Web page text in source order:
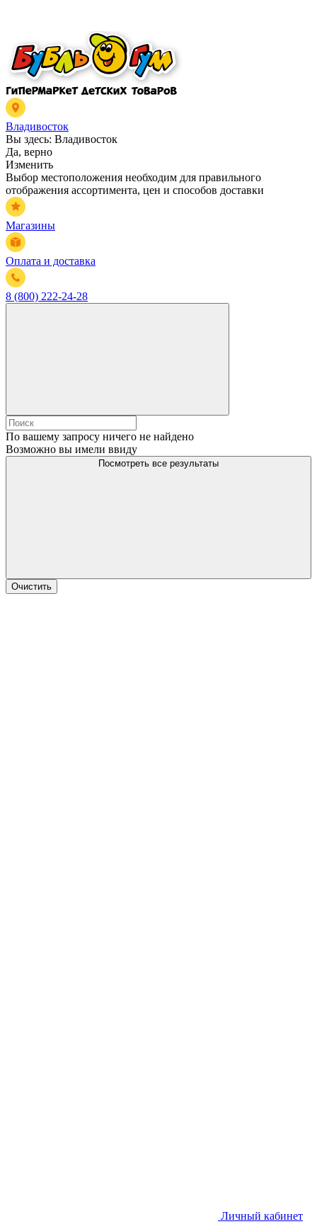
Владивосток
Вы здесь: Владивосток
Да, верно
Изменить
Выбор местоположения необходим для правильного
отображения ассортимента, цен и способов доставки
Магазины
Оплата и доставка
8 (800) 222-24-28
По вашему запросу ничего не найдено
Возможно вы имели ввиду
Посмотреть все результаты
Очистить
Личный кабинет